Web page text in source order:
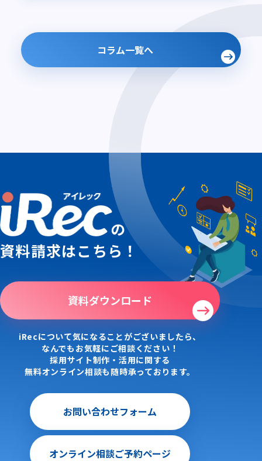
コラム一覧へ
の
資料請求はこちら！
資料ダウンロード
iRecについて気になることがございましたら、
なんでもお気軽にご相談ください！
採用サイト制作・活用に関する
無料オンライン相談も随時承っております。
お問い合わせフォーム
オンライン相談ご予約ページ